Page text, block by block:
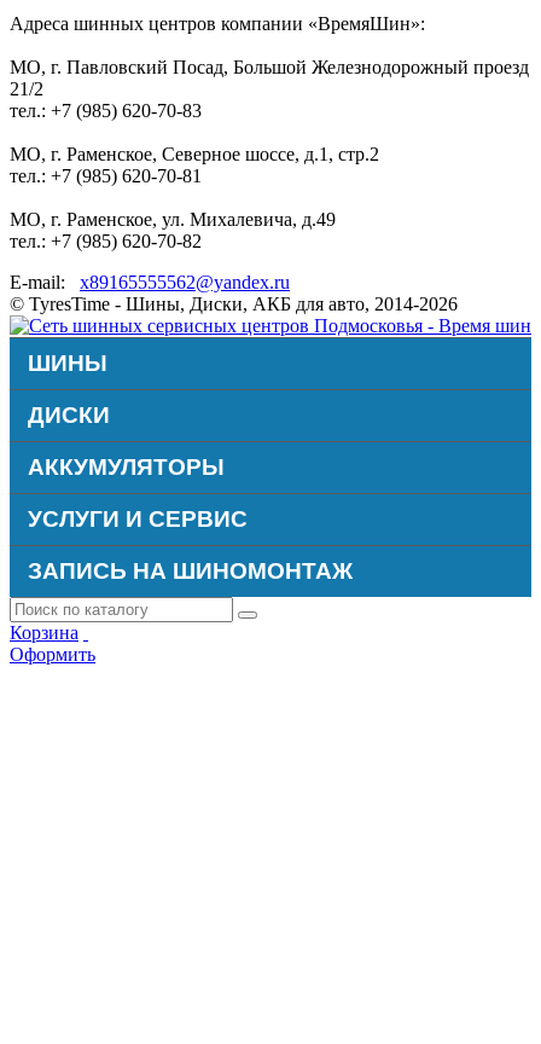
Адреса шинных центров компании «ВремяШин»:
МО, г. Павловский Посад, Большой Железнодорожный проезд
21/2
тел.: +7 (985) 620-70-83
МО, г. Раменское, Северное шоссе, д.1, стр.2
тел.: +7 (985) 620-70-81
МО, г. Раменское, ул. Михалевича, д.49
тел.: +7 (985) 620-70-82
E-mail: x89165555562@yandex.ru
© TyresTime - Шины, Диски, АКБ для авто, 2014-2026
ШИНЫ
ДИСКИ
АККУМУЛЯТОРЫ
УСЛУГИ И СЕРВИС
ЗАПИСЬ НА ШИНОМОНТАЖ
Корзина
Оформить